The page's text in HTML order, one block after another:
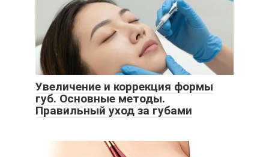
Увеличение и коррекция формы
губ. Основные методы.
Правильный уход за губами